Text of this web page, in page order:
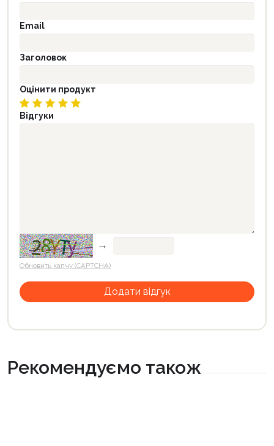
Email
Заголовок
Оцінити продукт
Відгуки
→
Обновить капчу (CAPTCHA)
Рекомендуємо також